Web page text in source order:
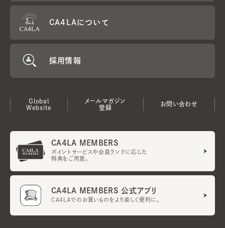
CA4LAについて
採用情報
Global
Website
メールマガジン
登録
お問い合わせ
CA4LA MEMBERS
ポイントサービスや会員ランクに応じた
特典をご用意。
CA4LA MEMBERS 公式アプリ
CA4LAでのお買いものをより楽しく便利に。